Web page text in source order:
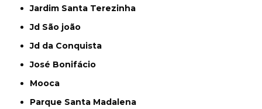
Jardim Santa Terezinha
Jd São joão
Jd da Conquista
José Bonifácio
Mooca
Parque Santa Madalena